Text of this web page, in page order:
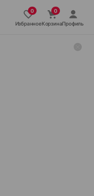
ИзбранноеКорзинаПрофиль